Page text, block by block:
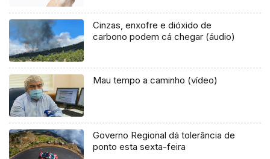
Cinzas, enxofre e dióxido de
carbono podem cá chegar (áudio)
Mau tempo a caminho (vídeo)
Governo Regional dá tolerância de
ponto esta sexta-feira